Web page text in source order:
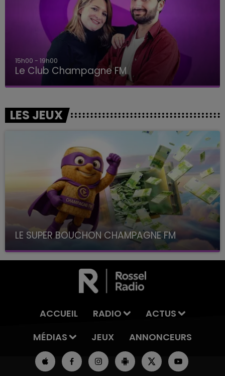
15h00 - 19h00
Le Club Champagne FM
LES JEUX
LE SUPER BOUCHON CHAMPAGNE FM
avec La Famille Champagne FM, à 8H10
ACCUEIL RADIO
ACTUS
MÉDIAS
JEUX ANNONCEURS